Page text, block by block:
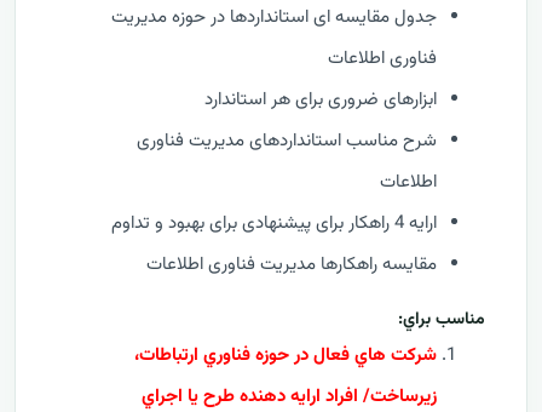
جدول مقایسه ای استانداردها در حوزه مدیریت
فناوری اطلاعات
ابزارهای ضروری برای هر استاندارد
شرح مناسب استانداردهای مدیریت فناوری
اطلاعات
ارایه 4 راهکار برای پیشنهادی برای بهبود و تداوم
مقايسه راهکارها مدیریت فناوری اطلاعات
مناسب براي:
شرکت هاي فعال در حوزه فناوري ارتباطات،
زيرساخت/ افراد ارايه دهنده طرح يا اجراي